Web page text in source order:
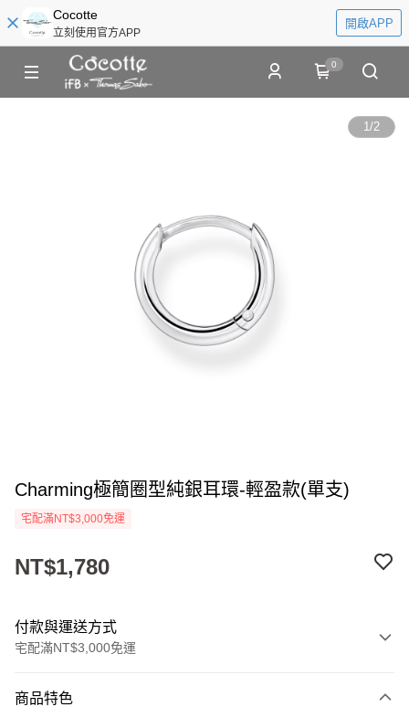
Cocotte
立刻使用官方APP
開啟APP
0
1/2
Charming極簡圈型純銀耳環-輕盈款(單支)
宅配滿NT$3,000免運
NT$1,780
付款與運送方式
宅配滿NT$3,000免運
信用卡一次付款
商品特色